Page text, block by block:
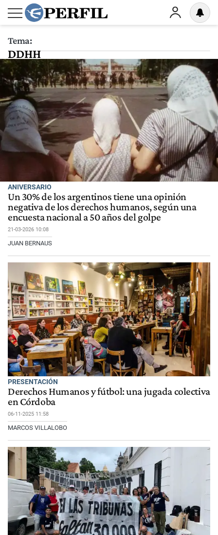
Tema:
DDHH
ANIVERSARIO
Un 30% de los argentinos tiene una opinión
negativa de los derechos humanos, según una
encuesta nacional a 50 años del golpe
21-03-2026 10:08
JUAN BERNAUS
PRESENTACIÓN
Derechos Humanos y fútbol: una jugada colectiva
en Córdoba
06-11-2025 11:58
MARCOS VILLALOBO